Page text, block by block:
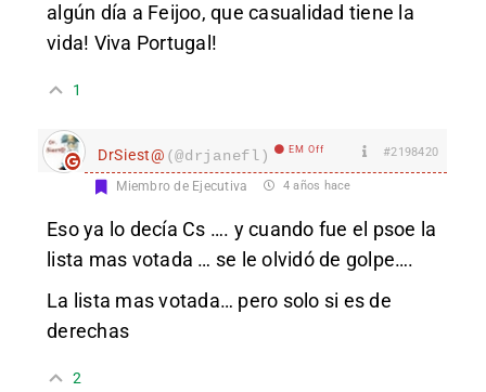
algún día a Feijoo, que casualidad tiene la
vida! Viva Portugal!
1
DrSiest@ (@drjanefl) EM Off #2198420
Miembro de Ejecutiva 4 años hace
Eso ya lo decía Cs …. y cuando fue el psoe la
lista mas votada … se le olvidó de golpe….
La lista mas votada… pero solo si es de
derechas
2